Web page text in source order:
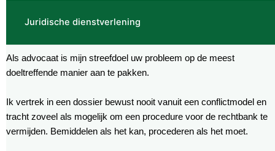
Juridische dienstverlening
Als advocaat is mijn streefdoel uw probleem op de meest
doeltreffende manier aan te pakken.
Ik vertrek in een dossier bewust nooit vanuit een conflictmodel en
tracht zoveel als mogelijk om een procedure voor de rechtbank te
vermijden. Bemiddelen als het kan, procederen als het moet.